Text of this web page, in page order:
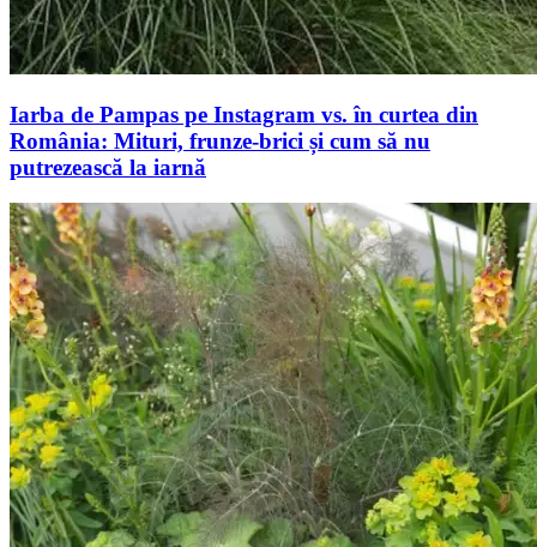
Iarba de Pampas pe Instagram vs. în curtea din
România: Mituri, frunze-brici și cum să nu
putrezească la iarnă